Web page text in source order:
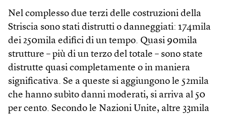
Nel complesso due terzi delle costruzioni della
Striscia sono stati distrutti o danneggiati: 174mila
dei 250mila edifici di un tempo. Quasi 90mila
strutture – più di un terzo del totale – sono state
distrutte quasi completamente o in maniera
significativa. Se a queste si aggiungono le 52mila
che hanno subìto danni moderati, si arriva al 50
per cento. Secondo le Nazioni Unite, altre 33mila